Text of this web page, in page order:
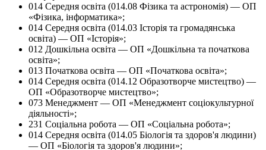
014 Середня освіта (014.08 Фізика та астрономія) — ОП
«Фізика, інформатика»;
014 Середня освіта (014.03 Історія та громадянська
освіта) — ОП «Історія»;
012 Дошкільна освіта — ОП «Дошкільна та початкова
освіта»;
013 Початкова освіта — ОП «Початкова освіта»;
014 Середня освіта (014.12 Образотворче мистецтво) —
ОП «Образотворче мистецтво»;
073 Менеджмент — ОП «Менеджмент соціокультурної
діяльності»;
231 Соціальна робота — ОП «Соціальна робота»;
014 Середня освіта (014.05 Біологія та здоров'я людини)
— ОП «Біологія та здоров'я людини»;